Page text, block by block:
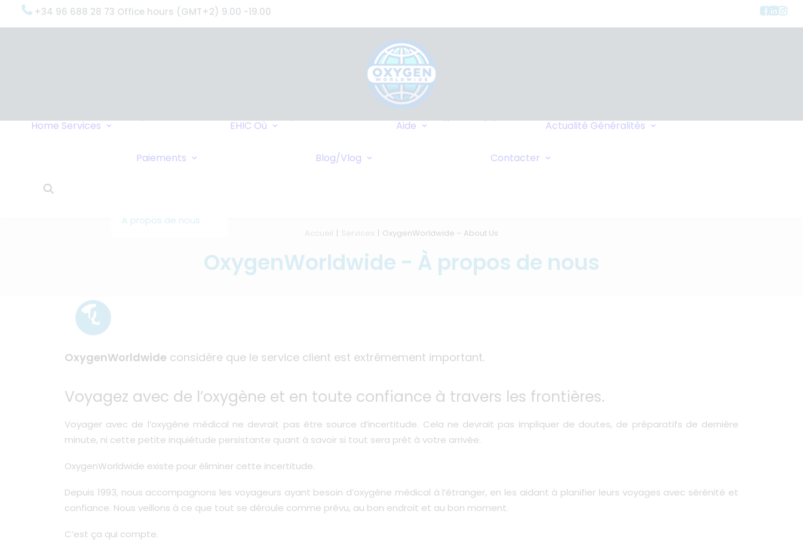
+34 96 688 28 73 Office hours (GMT+2) 9.00 -19.00
Home Services
Service et
Livraisons Urgentes
Service 24h/24
À propos de nous
EHIC Où
Livrer?
Fréquentes
Croisières
Aide Actualité Généralités
Paiements Blog/Vlog Contacter
Accueil Services OxygenWorldwide – About Us
OxygenWorldwide - À propos de nous
OxygenWorldwide considère que le service client est extrêmement important.
Voyagez avec de l’oxygène et en toute confiance à travers les frontières.
Voyager avec de l’oxygène médical ne devrait pas être source d’incertitude. Cela ne devrait pas impliquer de doutes, de préparatifs de dernière
minute, ni cette petite inquiétude persistante quant à savoir si tout sera prêt à votre arrivée.
OxygenWorldwide existe pour éliminer cette incertitude.
Depuis 1993, nous accompagnons les voyageurs ayant besoin d’oxygène médical à l’étranger, en les aidant à planifier leurs voyages avec sérénité et
confiance. Nous veillons à ce que tout se déroule comme prévu, au bon endroit et au bon moment.
C’est ça qui compte.